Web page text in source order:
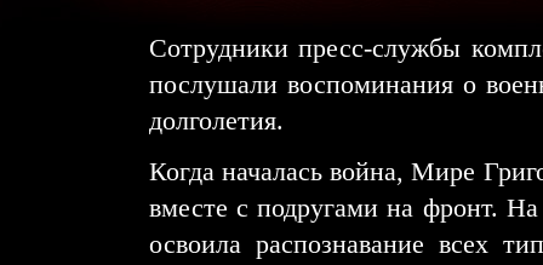
Сотрудники пресс-службы
послушали воспоминания о
долголетия.
Когда началась война, Мире
вместе с подругами на фронт.
освоила распознавание всех